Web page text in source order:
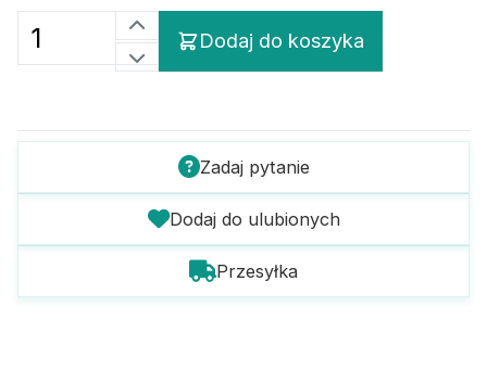
Dodaj do koszyka
Zadaj pytanie
Dodaj do ulubionych
Przesyłka